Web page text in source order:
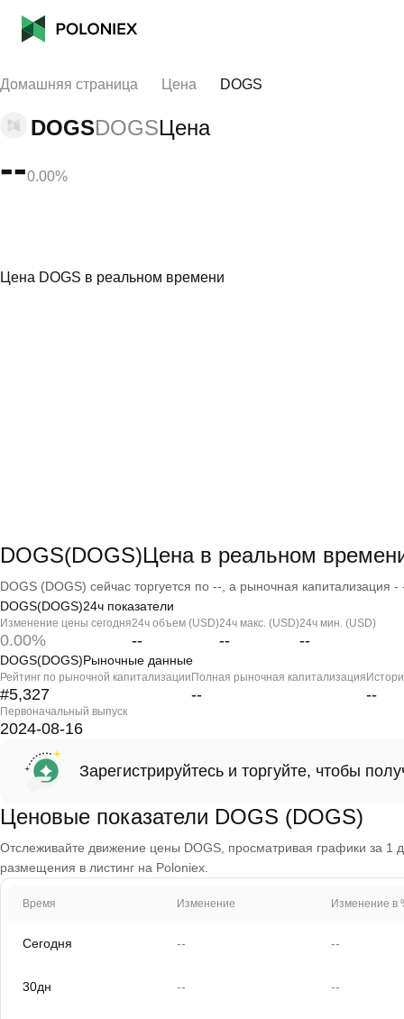
Домашняя страница Цена DOGS
DOGSDOGSЦена
--0.00%
Цена DOGS в реальном времени
DOGS(DOGS)Цена в реальном
DOGS (DOGS) сейчас торгуется по --, а рыночная капитализация -
DOGS(DOGS)24ч показатели
Изменение цены сегодня
0.00%
24ч объем (USD)
--
24ч макс. (USD)
--
24ч мин. (USD)
--
DOGS(DOGS)Рыночные данные
Рейтинг по рыночной капитализации
#5,327
Полная рыночная капитализация
-- --
Первоначальный выпуск
2024-08-16
Зарегистрируйтесь и торгуйте, чтобы
Ценовые показатели DOGS (DOGS)
Отслеживайте движение цены DOGS, просматривая графики за
размещения в листинг на Poloniex.
Время Изменение Изменение в
Сегодня -- --
30дн -- --